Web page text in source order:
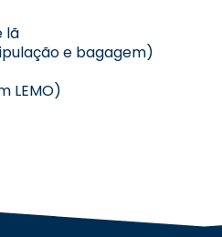
lã
e bagagem)
LEMO)